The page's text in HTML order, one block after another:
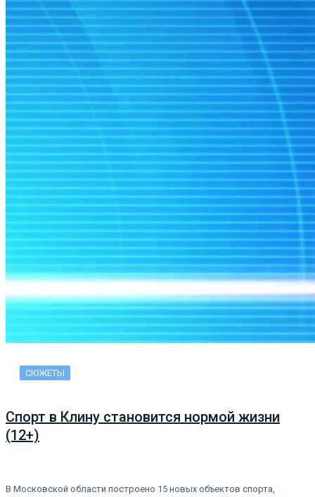
СЮЖЕТЫ
Спорт в Клину становится нормой жизни
(12+)
В Московской области построено 15 новых объектов спорта,